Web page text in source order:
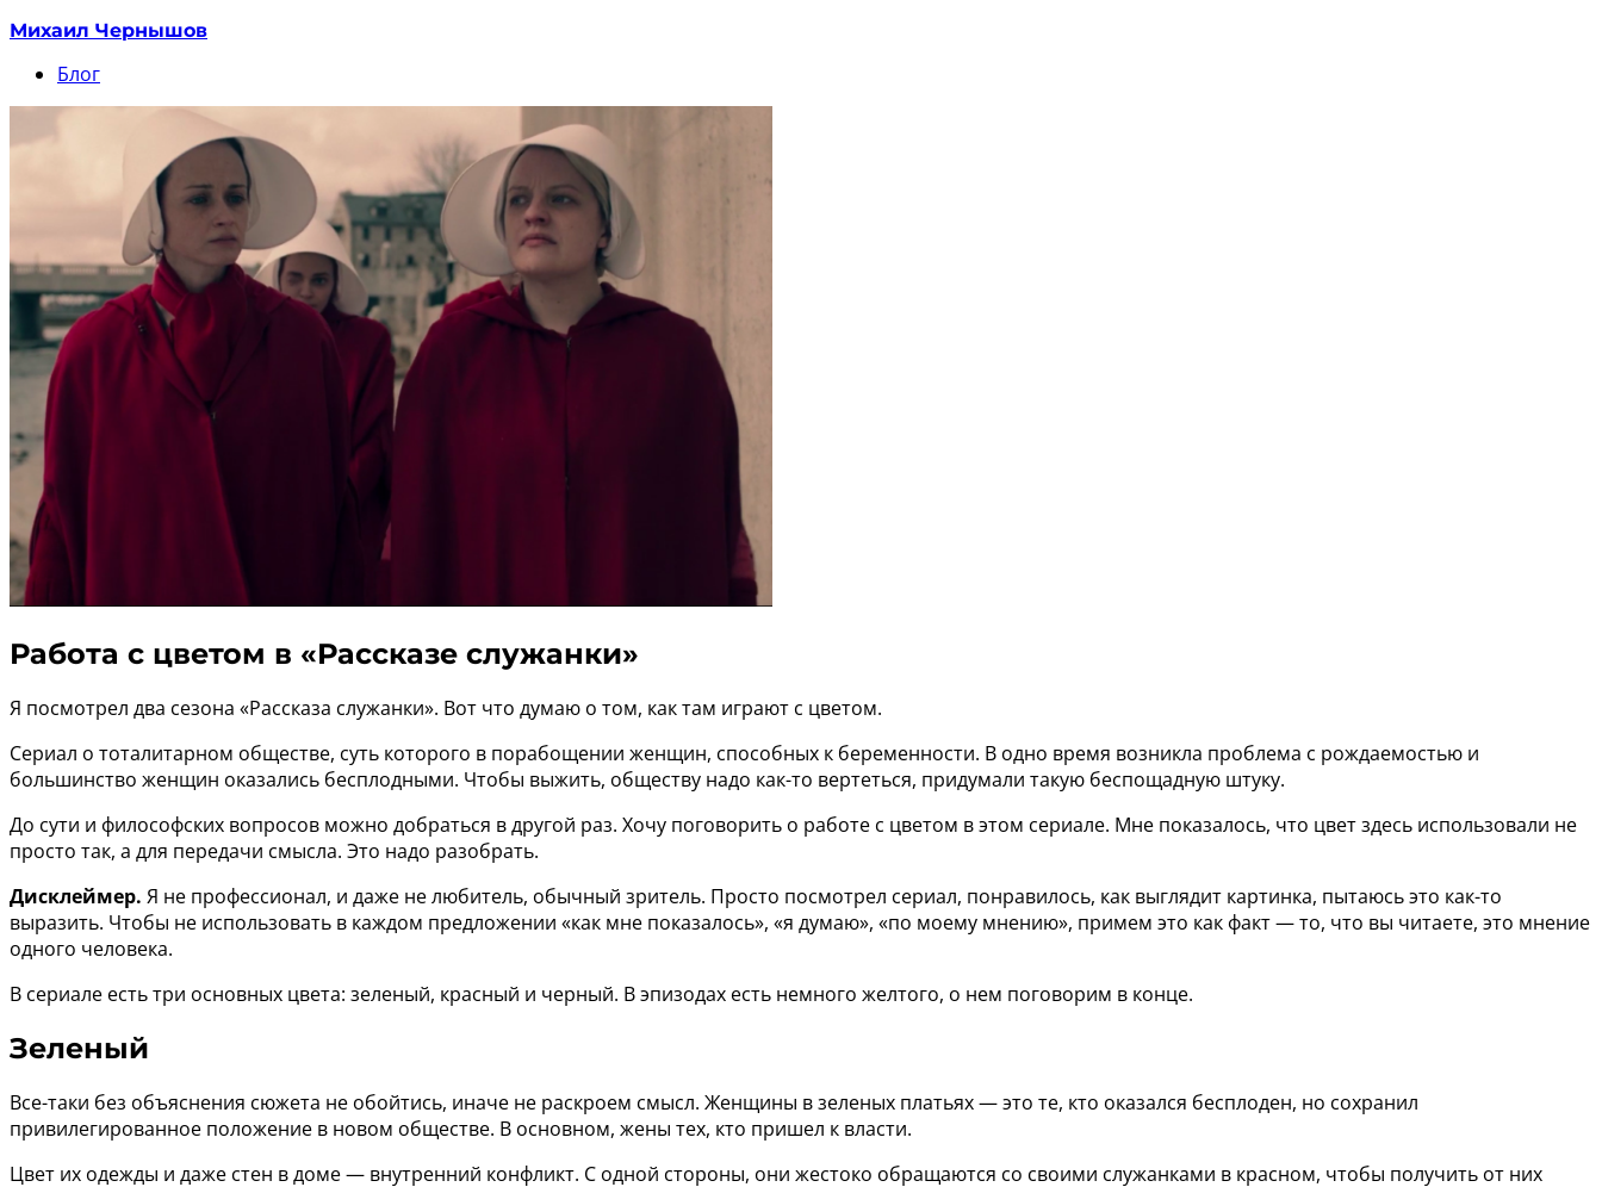
Михаил Чернышов
Блог
Работа с цветом в «Рассказе служанки»
Я посмотрел два сезона «Рассказа служанки». Вот что думаю о том, как там играют с цветом.
Сериал о тоталитарном обществе, суть которого в порабощении женщин, способных к беременности. В одно время возникла проблема с рождаемостью и
большинство женщин оказались бесплодными. Чтобы выжить, обществу надо как-то вертеться, придумали такую беспощадную штуку.
До сути и философских вопросов можно добраться в другой раз. Хочу поговорить о работе с цветом в этом сериале. Мне показалось, что цвет здесь использовали не
просто так, а для передачи смысла. Это надо разобрать.
Дисклеймер. Я не профессионал, и даже не любитель, обычный зритель. Просто посмотрел сериал, понравилось, как выглядит картинка, пытаюсь это как-то
выразить. Чтобы не использовать в каждом предложении «как мне показалось», «я думаю», «по моему мнению», примем это как факт — то, что вы читаете, это мнение
одного человека.
В сериале есть три основных цвета: зеленый, красный и черный. В эпизодах есть немного желтого, о нем поговорим в конце.
Зеленый
Все-таки без объяснения сюжета не обойтись, иначе не раскроем смысл. Женщины в зеленых платьях — это те, кто оказался бесплоден, но сохранил
привилегированное положение в новом обществе. В основном, жены тех, кто пришел к власти.
Цвет их одежды и даже стен в доме — внутренний конфликт. С одной стороны, они жестоко обращаются со своими служанками в красном, чтобы получить от них